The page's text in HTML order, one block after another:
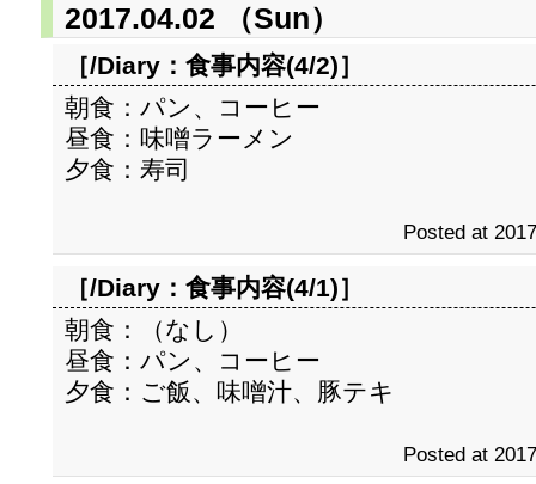
2017.04.02 （Sun）
［/Diary： 食事内容(4/2)］
朝食：パン、コーヒー
昼食：味噌ラーメン
夕食：寿司
Posted at
［/Diary： 食事内容(4/1)］
朝食：（なし）
昼食：パン、コーヒー
夕食：ご飯、味噌汁、豚テキ
Posted at